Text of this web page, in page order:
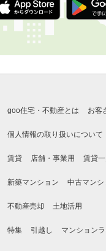
goo住宅・不動産とは お客
個人情報の取り扱いについて
賃貸 店舗・事業用 賃貸
新築マンション 中古マンシ
不動産売却 土地活用
特集 引越し マンション